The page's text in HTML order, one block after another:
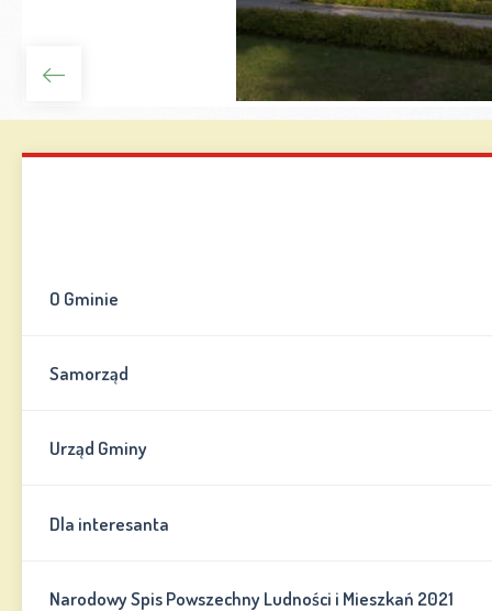
O Gminie
Samorząd
Urząd Gminy
Dla interesanta
Narodowy Spis Powszechny Ludności i Mieszkań 2021